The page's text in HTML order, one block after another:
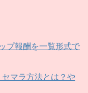
プ報酬を一覧形式で
セマラ方法とは？や